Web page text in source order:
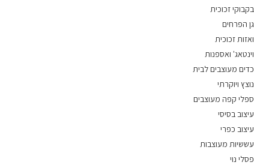
בקבוקי זכוכית
גן הפרחים
ואזות זכוכית
וינטאג' ואספנות
כדים מעוצבים לבית
נוצץ ויוקרתי
ספלי קפה מעוצבים
עיצוב בסיסי
עיצוב כפרי
עששיות מעוצבות
פסלי נוי